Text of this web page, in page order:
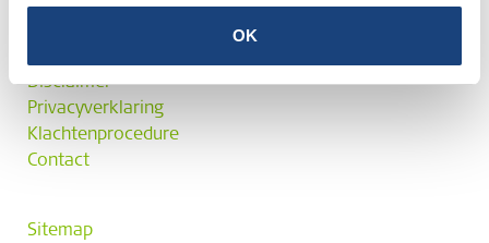
OK
Disclaimer
Privacyverklaring
Klachtenprocedure
Contact
Sitemap